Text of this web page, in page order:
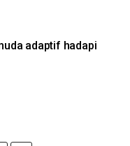
adaptif hadapi